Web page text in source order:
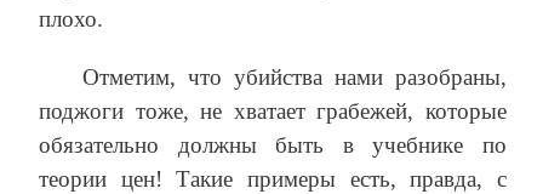
плохо.
Отметим, что убийства нами разобраны,
поджоги тоже, не хватает грабежей, которые
обязательно должны быть в учебнике по
теории цен! Такие примеры есть, правда, с